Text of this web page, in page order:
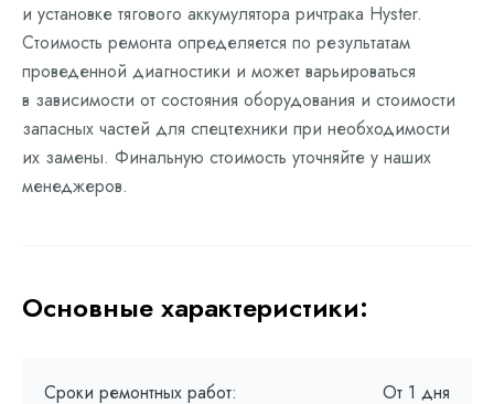
и установке тягового аккумулятора ричтрака Hyster.
Стоимость ремонта определяется по результатам
проведенной диагностики и может варьироваться
в зависимости от состояния оборудования и стоимости
запасных частей для спецтехники при необходимости
их замены. Финальную стоимость уточняйте у наших
менеджеров.
Основные характеристики:
Сроки ремонтных работ: От 1 дня